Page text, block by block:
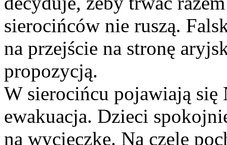
sierocińców nie ruszą.
na przejście na stronę
propozycją.
W sierocińcu pojawiają się
ewakuacja. Dzieci
na wycieczkę. Na czele